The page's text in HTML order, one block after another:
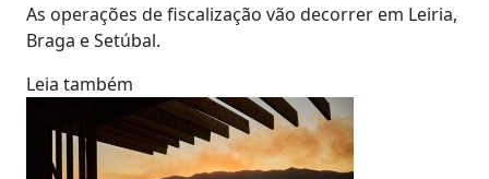
As operações de fiscalização vão decorrer em Leiria,
Braga e Setúbal.
Leia também